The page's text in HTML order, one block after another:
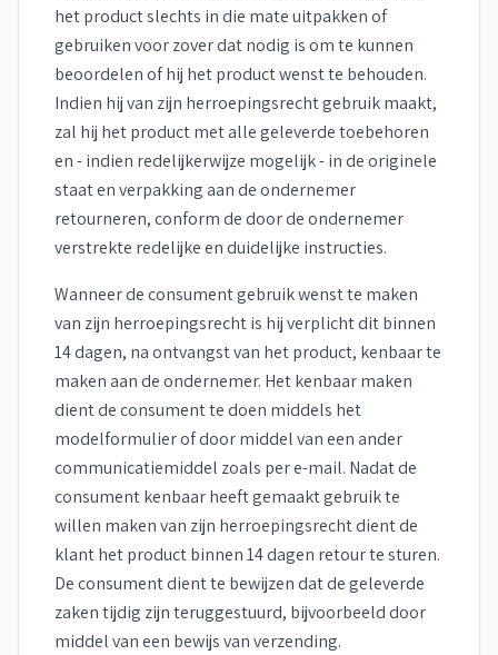
het product slechts in die mate uitpakken of
gebruiken voor zover dat nodig is om te kunnen
beoordelen of hij het product wenst te behouden.
Indien hij van zijn herroepingsrecht gebruik maakt,
zal hij het product met alle geleverde toebehoren
en - indien redelijkerwijze mogelijk - in de originele
staat en verpakking aan de ondernemer
retourneren, conform de door de ondernemer
verstrekte redelijke en duidelijke instructies.
Wanneer de consument gebruik wenst te maken
van zijn herroepingsrecht is hij verplicht dit binnen
14 dagen, na ontvangst van het product, kenbaar te
maken aan de ondernemer. Het kenbaar maken
dient de consument te doen middels het
modelformulier of door middel van een ander
communicatiemiddel zoals per e-mail. Nadat de
consument kenbaar heeft gemaakt gebruik te
willen maken van zijn herroepingsrecht dient de
klant het product binnen 14 dagen retour te sturen.
De consument dient te bewijzen dat de geleverde
zaken tijdig zijn teruggestuurd, bijvoorbeeld door
middel van een bewijs van verzending.